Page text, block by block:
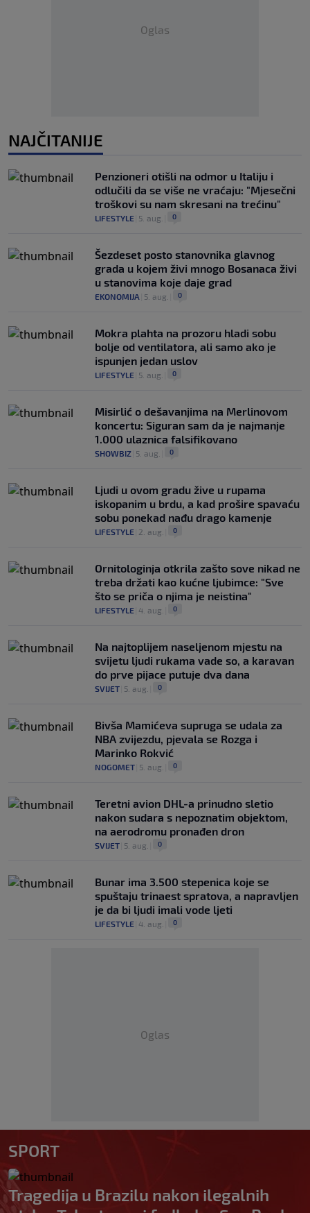
Oglas
NAJČITANIJE
Penzioneri otišli na odmor u Italiju i
odlučili da se više ne vraćaju: "Mjesečni
troškovi su nam skresani na trećinu"
LIFESTYLE 5. aug. 0
Šezdeset posto stanovnika glavnog
grada u kojem živi mnogo Bosanaca živi
u stanovima koje daje grad
EKONOMIJA 5. aug. 0
Mokra plahta na prozoru hladi sobu
bolje od ventilatora, ali samo ako je
ispunjen jedan uslov
LIFESTYLE 5. aug. 0
Misirlić o dešavanjima na Merlinovom
koncertu: Siguran sam da je najmanje
1.000 ulaznica falsifikovano
SHOWBIZ 5. aug. 0
Ljudi u ovom gradu žive u rupama
iskopanim u brdu, a kad prošire spavaću
sobu ponekad nađu drago kamenje
LIFESTYLE 2. aug. 0
Ornitologinja otkrila zašto sove nikad ne
treba držati kao kućne ljubimce: "Sve
što se priča o njima je neistina"
LIFESTYLE 4. aug. 0
Na najtoplijem naseljenom mjestu na
svijetu ljudi rukama vade so, a karavan
do prve pijace putuje dva dana
SVIJET 5. aug. 0
Bivša Mamićeva supruga se udala za
NBA zvijezdu, pjevala se Rozga i
Marinko Rokvić
NOGOMET 5. aug. 0
Teretni avion DHL-a prinudno sletio
nakon sudara s nepoznatim objektom,
na aerodromu pronađen dron
SVIJET 5. aug. 0
Bunar imа 3.500 stepenica koje se
spuštaju trinaest spratova, a napravljen
je da bi ljudi imali vode ljeti
LIFESTYLE 4. aug. 0
Oglas
SPORT
Tragedija u Brazilu nakon ilegalnih